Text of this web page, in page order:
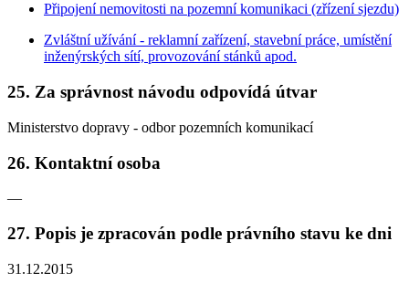
Připojení nemovitosti na pozemní komunikaci (zřízení sjezdu)
Zvláštní užívání - reklamní zařízení, stavební práce, umístění
inženýrských sítí, provozování stánků apod.
25. Za správnost návodu odpovídá útvar
Ministerstvo dopravy - odbor pozemních komunikací
26. Kontaktní osoba
—
27. Popis je zpracován podle právního stavu ke dni
31.12.2015